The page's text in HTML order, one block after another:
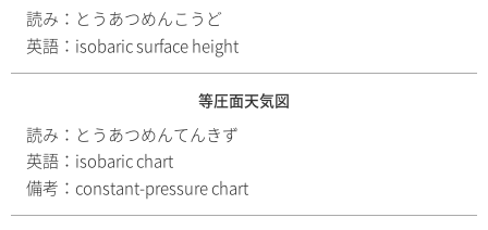
読み： とうあつめんこうど
英語： isobaric surface height
等圧面天気図
読み： とうあつめんてんきず
英語： isobaric chart
備考： constant-pressure chart